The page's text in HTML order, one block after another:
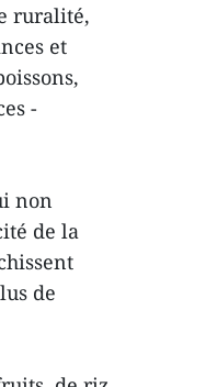
ruralité,
et
-
non
de la
de